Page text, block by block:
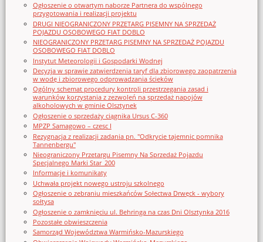
Ogłoszenie o otwartym naborze Partnera do wspólnego
przygotowania i realizacji projektu
DRUGI NIEOGRANICZONY PRZETARG PISEMNY NA SPRZEDAŻ
POJAZDU OSOBOWEGO FIAT DOBLO
NIEOGRANICZONY PRZETARG PISEMNY NA SPRZEDAŻ POJAZDU
OSOBOWEGO FIAT DOBLO
Instytut Meteorologii i Gospodarki Wodnej
Decyzja w sprawie zatwierdzenia taryf dla zbiorowego zaopatrzenia
w wodę i zbiorowego odprowadzania ścieków
Ogólny schemat procedury kontroli przestrzegania zasad i
warunków korzystania z zezwoleń na sprzedaż napojów
alkoholowych w gminie Olsztynek
Ogłoszenie o sprzedaży ciągnika Ursus C-360
MPZP Samagowo – czesc I
Rezygnacja z realizacji zadania pn. "Odkrycie tajemnic pomnika
Tannenbergu"
Nieograniczony Przetargu Pisemny Na Sprzedaż Pojazdu
Specjalnego Marki Star_200
Informacje i komunikaty
Uchwała projekt nowego ustroju szkolnego
Ogłoszenie o zebraniu mieszkańców Sołectwa Drwęck - wybory
sołtysa
Ogłoszenie o zamknięciu ul. Behringa na czas Dni Olsztynka 2016
Pozostałe obwieszczenia
Samorząd Województwa Warmińsko-Mazurskiego